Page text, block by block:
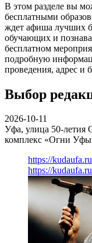
В этом разделе вы
бесплатными
ждет афиша лучших
обучающих и
бесплатном
подробную
проведения, адрес и
Выбор
2026-10-11
Уфа, улица 50-летия
комплекс «Огни
https://
https://